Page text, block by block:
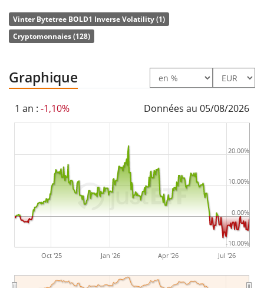
Leratio des frais totaux(TER) de l'ETN s'élève à
p.a.. Le 21shares Bitcoin Gold ETP est le seul ETN qui
L'ETN reproduit la performance de l’indice sous-jacent
au moyen d’une obligation adossée à des actifs qui est
cryptomonnaie.
Le 21shares Bitcoin Gold ETP est un petit ETN avec des
actifs sous gestion à hauteur de 27 M d'EUR
lancé le 26 avril 2022et estdomicilié en Suisse.
Vinter Bytetree BOLD1 Inverse Volatility (1)
Cryptomonnaies (128)
Graphique
1 an : -1,10% Données au 05/08/2026
Oct '25 Jan '26 Apr '26 Jul '26
-10.00%
0.00%
10.00%
20.00%